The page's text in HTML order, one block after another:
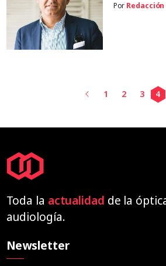
Por Redacción
1 2 3 4
Toda la actualidad de la
audiología.
Newsletter